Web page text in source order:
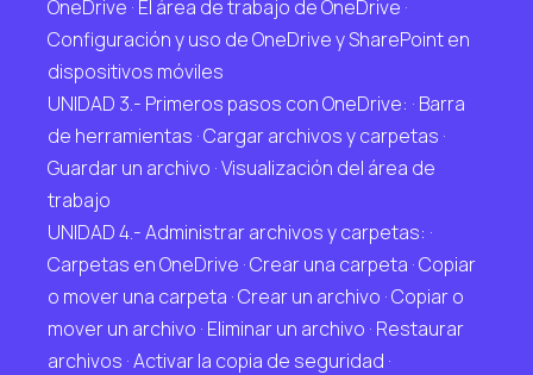
OneDrive · El área de trabajo de OneDrive ·
Configuración y uso de OneDrive y SharePoint en
dispositivos móviles
UNIDAD 3.- Primeros pasos con OneDrive: · Barra
de herramientas · Cargar archivos y carpetas ·
Guardar un archivo · Visualización del área de
trabajo
UNIDAD 4.- Administrar archivos y carpetas: ·
Carpetas en OneDrive · Crear una carpeta · Copiar
o mover una carpeta · Crear un archivo · Copiar o
mover un archivo · Eliminar un archivo · Restaurar
archivos · Activar la copia de seguridad ·